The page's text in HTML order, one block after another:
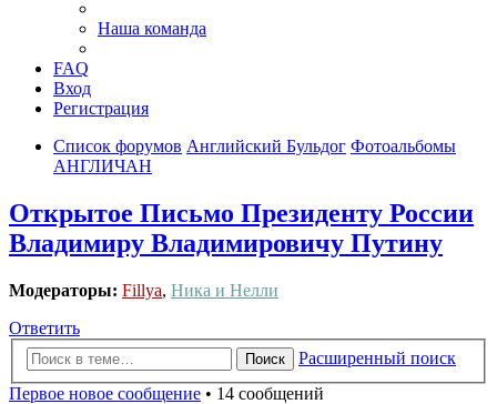
Наша команда
FAQ
Вход
Регистрация
Список форумов Английский Бульдог Фотоальбомы
АНГЛИЧАН
Открытое Письмо Президенту России
Владимиру Владимировичу Путину
Модераторы: Fillya, Ника и Нелли
Ответить
Поиск
Расширенный поиск
Первое новое сообщение • 14 сообщений